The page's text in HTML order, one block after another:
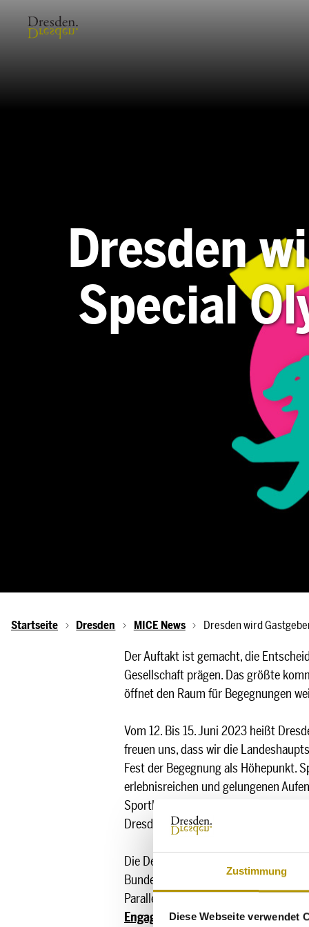
Zustimmung
Diese Webseite verwendet
Dresden
Special
Startseite Dresden MICE News Dresden wird
Der Auftakt ist gemacht, die
Gesellschaft prägen. Das größte
öffnet den Raum für Begegnungen
Vom 12. Bis 15. Juni 2023 heißt
freuen uns, dass wir die
Fest der Begegnung als Höhepunkt.
erlebnisreichen und gelungenen
Sportlerinnen und Sportlern aus aller
Dresdner Sport umgesetzt und gelebt
Die Delegationen lernen Land und
Bundesländern. So werden die
Parallel zum
Engagement“ des